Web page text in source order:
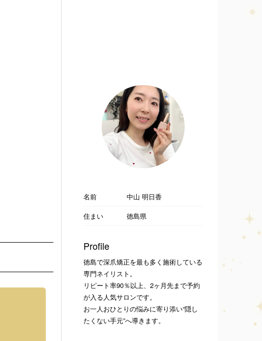
名前
中山 明日香
住まい
徳島県
Profile
徳島で深爪矯正を最も多く施術している
専門ネイリスト。
リピート率90％以上、2ヶ月先まで予約
が入る人気サロンです。
お一人おひとりの悩みに寄り添い“隠し
たくない手元”へ導きます。